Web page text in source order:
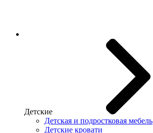
Детские
Детская и подростковая мебель
Детские кровати